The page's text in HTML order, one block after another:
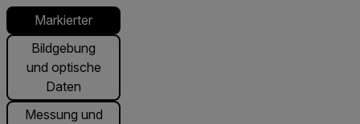
Markierter
Bildgebung
und optische
Daten
Messung und